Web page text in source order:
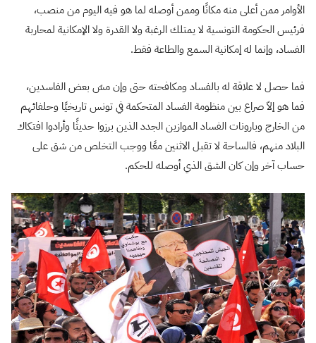
الأوامر ممن أعلى منه مكانًا وممن أوصله لما هو فيه اليوم من منصب،
فرئيس الحكومة التونسية لا يمتلك الرغبة ولا القدرة ولا الإمكانية لمحاربة
الفساد، وإنما له إمكانية السمع والطاعة فقط.
فما حصل لا علاقة له بالفساد ومكافحته حتى وإن مسّ بعض الفاسدين،
فما هو إلاّ صراع بين منظومة الفساد المتحكمة في تونس تاريخيًا وحلفائهم
من الخارج وبارونات الفساد الموازين الجدد الذين برزوا حديثًا وأرادوا افتكاك
البلاد منهم، فالساحة لا تقبل الاثنين معًا ووجب التخلص من شق على
حساب آخر وإن كان الشق الذي أوصله للحكم.